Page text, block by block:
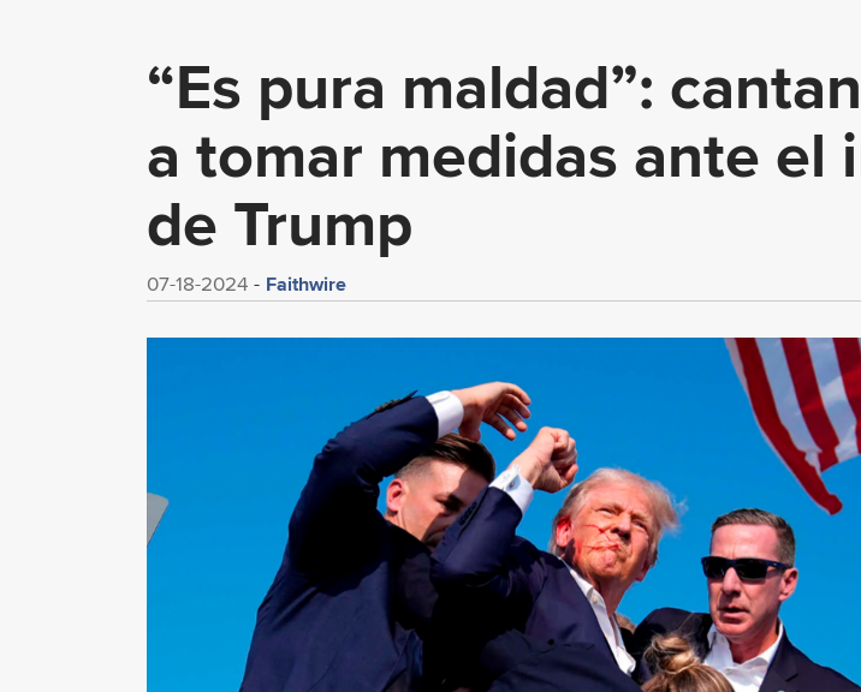
m
“Es pura maldad”:
a tomar medidas ante
de Trump
07-18-2024 Faithwire